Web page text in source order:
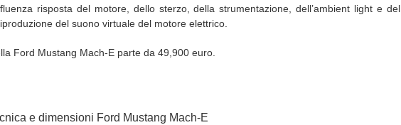
risposta del motore, dello sterzo, della strumentazione, dell’ambient light e del
del suono virtuale del motore elettrico.
Ford Mustang Mach-E parte da 49,900 euro.
e dimensioni Ford Mustang Mach-E